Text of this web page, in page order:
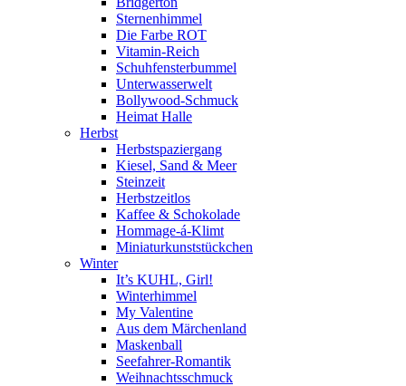
Sternenhimmel
Die Farbe ROT
Vitamin-Reich
Schuhfensterbummel
Unterwasserwelt
Bollywood-Schmuck
Heimat Halle
Herbst
Herbstspaziergang
Kiesel, Sand & Meer
Steinzeit
Herbstzeitlos
Kaffee & Schokolade
Hommage-á-Klimt
Miniaturkunststückchen
Winter
It’s KUHL, Girl!
Winterhimmel
My Valentine
Aus dem Märchenland
Maskenball
Seefahrer-Romantik
Weihnachtsschmuck